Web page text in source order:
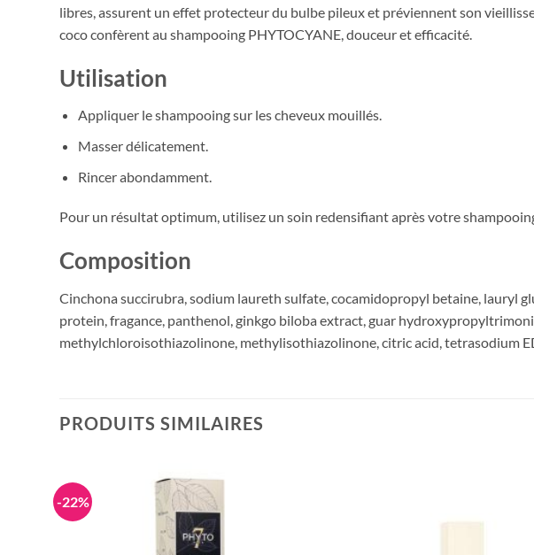
libres, assurent un effet protecteur du bulbe pileux et préviennent son
coco confèrent au shampooing PHYTOCYANE, douceur et efficacité.
Utilisation
Appliquer le shampooing sur les cheveux mouillés.
Masser délicatement.
Rincer abondamment.
Pour un résultat optimum, utilisez un soin redensifiant après votre
Composition
Cinchona succirubra, sodium laureth sulfate, cocamidopropyl betaine, lauryl
protein, fragance, panthenol, ginkgo biloba extract, guar
methylchloroisothiazolinone, methylisothiazolinone, citric acid, tetrasodium
PRODUITS SIMILAIRES
-22%